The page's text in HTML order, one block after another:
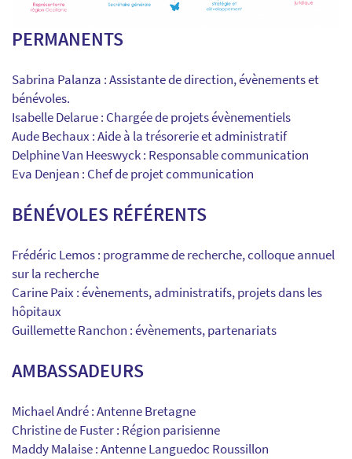
PERMANENTS
Sabrina Palanza : Assistante de direction, évènements et
bénévoles.
Isabelle Delarue : Chargée de projets évènementiels
Aude Bechaux : Aide à la trésorerie et administratif
Delphine Van Heeswyck : Responsable communication
Eva Denjean : Chef de projet communication
BÉNÉVOLES RÉFÉRENTS
Frédéric Lemos : programme de recherche, colloque annuel
sur la recherche
Carine Paix : évènements, administratifs, projets dans les
hôpitaux
Guillemette Ranchon : évènements, partenariats
AMBASSADEURS
Michael André : Antenne Bretagne
Christine de Fuster : Région parisienne
Maddy Malaise : Antenne Languedoc Roussillon